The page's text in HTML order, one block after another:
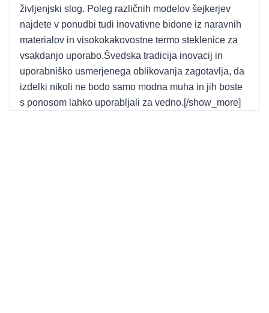
življenjski slog. Poleg različnih modelov šejkerjev
najdete v ponudbi tudi inovativne bidone iz naravnih
materialov in visokokakovostne termo steklenice za
vsakdanjo uporabo.Švedska tradicija inovacij in
uporabniško usmerjenega oblikovanja zagotavlja, da
izdelki nikoli ne bodo samo modna muha in jih boste
s ponosom lahko uporabljali za vedno.[/show_more]